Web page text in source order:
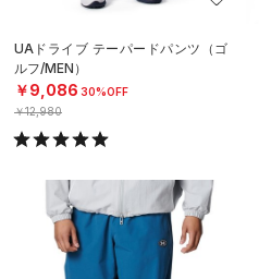
UAドライブ テーパードパンツ（ゴ
ルフ/MEN）
￥9,086 30%OFF
￥12,980